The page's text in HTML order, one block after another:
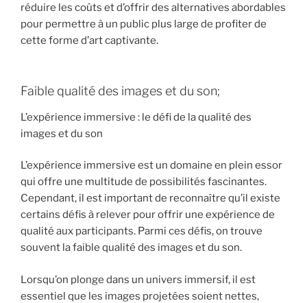
réduire les coûts et d’offrir des alternatives abordables
pour permettre à un public plus large de profiter de
cette forme d’art captivante.
Faible qualité des images et du son;
L’expérience immersive : le défi de la qualité des
images et du son
L’expérience immersive est un domaine en plein essor
qui offre une multitude de possibilités fascinantes.
Cependant, il est important de reconnaître qu’il existe
certains défis à relever pour offrir une expérience de
qualité aux participants. Parmi ces défis, on trouve
souvent la faible qualité des images et du son.
Lorsqu’on plonge dans un univers immersif, il est
essentiel que les images projetées soient nettes,